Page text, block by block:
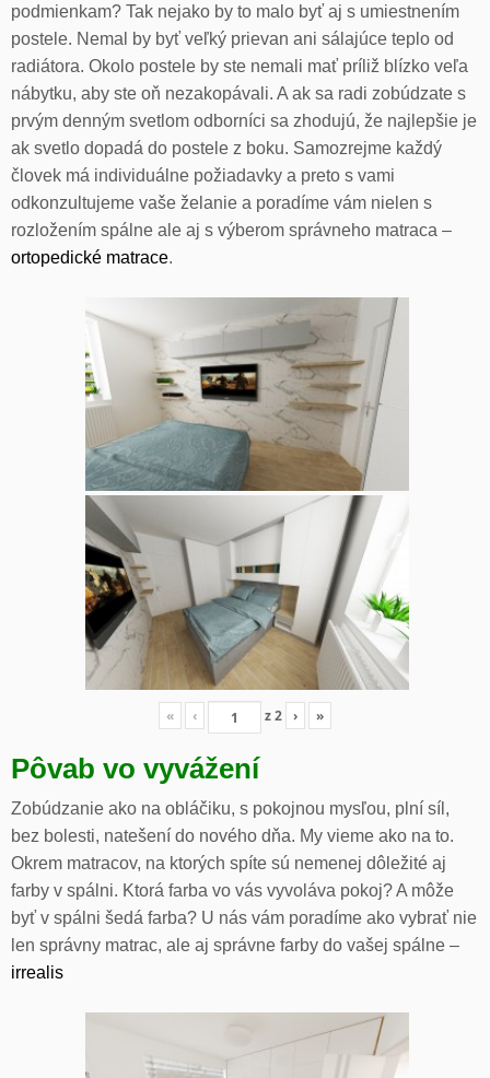
podmienkam? Tak nejako by to malo byť aj s umiestnením
postele. Nemal by byť veľký prievan ani sálajúce teplo od
radiátora. Okolo postele by ste nemali mať príliž blízko veľa
nábytku, aby ste oň nezakopávali. A ak sa radi zobúdzate s
prvým denným svetlom odborníci sa zhodujú, že najlepšie je
ak svetlo dopadá do postele z boku. Samozrejme každý
človek má individuálne požiadavky a preto s vami
odkonzultujeme vaše želanie a poradíme vám nielen s
rozložením spálne ale aj s výberom správneho matraca –
ortopedické matrace.
« ‹ z2 › »
Pôvab vo vyvážení
Zobúdzanie ako na obláčiku, s pokojnou mysľou, plní síl,
bez bolesti, natešení do nového dňa. My vieme ako na to.
Okrem matracov, na ktorých spíte sú nemenej dôležité aj
farby v spálni. Ktorá farba vo vás vyvoláva pokoj? A môže
byť v spálni šedá farba? U nás vám poradíme ako vybrať nie
len správny matrac, ale aj správne farby do vašej spálne –
irrealis